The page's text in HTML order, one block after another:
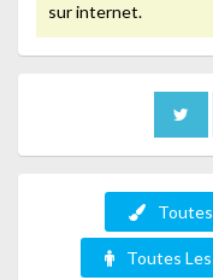
sur internet.
Toutes